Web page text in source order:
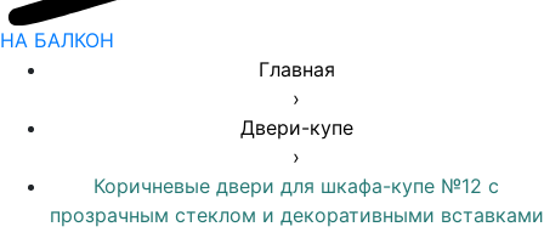
НА БАЛКОН
Главная
›
Двери-купе
›
Коричневые двери для шкафа-купе №12 с
прозрачным стеклом и декоративными вставками